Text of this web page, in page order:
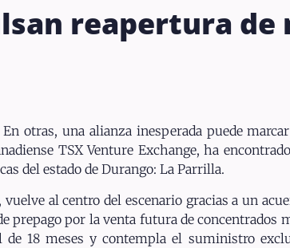
reapertura de
otras, una alianza inesperada puede
TSX Venture Exchange, ha
del estado de Durango: La Parrilla.
al centro del escenario gracias a un
prepago por la venta futura de
18 meses y contempla el suministro